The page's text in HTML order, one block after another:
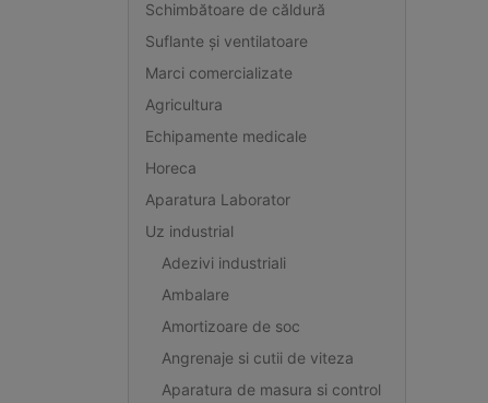
Schimbătoare de căldură
Suflante și ventilatoare
Marci comercializate
Agricultura
Echipamente medicale
Horeca
Aparatura Laborator
Uz industrial
Adezivi industriali
Ambalare
Amortizoare de soc
Angrenaje si cutii de viteza
Aparatura de masura si control